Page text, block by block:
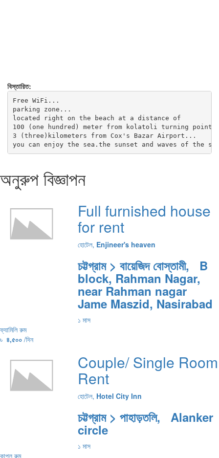
বিস্তারিত:
Free WiFi...
parking zone...
located right on the beach at a distance of
100 (one hundred) meter from kolatoli turning point
3 (three)kilometers from Cox's Bazar Airport...
you can enjoy the sea.the sunset and waves of the
অনুরুপ বিজ্ঞাপন
Full furnished house
for rent
হোটেল, Enjineer's heaven
চট্টগ্রাম > বায়েজিদ বোস্তামী, B
block, Rahman Nagar,
near Rahman nagar
Jame Maszid, Nasirabad
১ মাস
ফ্যামিলি রুম
৳ ৪,৫০০ /দিন
Couple/ Single Room
Rent
হোটেল, Hotel City Inn
চট্টগ্রাম > পাহাড়তলি, Alanker
circle
১ মাস
কাপল রুম